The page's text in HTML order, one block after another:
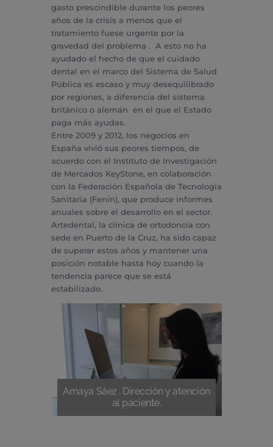
gasto prescindible durante los peores
años de la crisis a menos que el
tratamiento fuese urgente por la
gravedad del problema . A esto no ha
ayudado el hecho de que el cuidado
dental en el marco del Sistema de Salud
Pública es escaso y muy desequilibrado
por regiones, a diferencia del sistema
británico o alemán en el que el Estado
paga más ayudas.
Entre 2009 y 2012, los negocios en
España vivió sus peores tiempos, de
acuerdo con el Instituto de Investigación
de Mercados KeyStone, en colaboración
con la Federación Española de Tecnología
Sanitaria (Fenin), que produce informes
anuales sobre el desarrollo en el sector.
Artedental, la clínica de ortodoncia con
sede en Puerto de la Cruz, ha sido capaz
de superar estos años y mantener una
posición notable hasta hoy cuando la
tendencia parece que se está
estabilizado.
Amaya Sáez . Dirección y atención
al paciente.